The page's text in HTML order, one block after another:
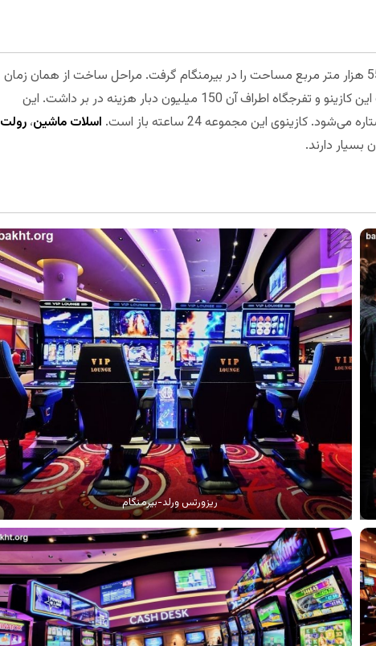
سال 2011 بود که شعبه‌ی بریتانیایی جنتیگ مجوز ساخت کازینویی با 55 هزار متر مربع مساحت را در بیرمنگام گرفت. مراحل ساخت از همان زمان
آغاز شد و از سال 2015 بود که این کازینو رسما شروع به کار کرد. ساخت این کازینو و تفرجگاه اطراف آن 150 میلیون دبار هزینه در بر داشت. این
اسلات ماشین، رولت
بسیار دارند.
ریزورتس ورلد-بیرمنگام